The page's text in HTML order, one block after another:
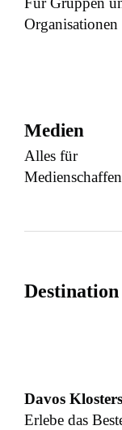
Organisationen
Medien
Alles für
Davos
Erlebe das